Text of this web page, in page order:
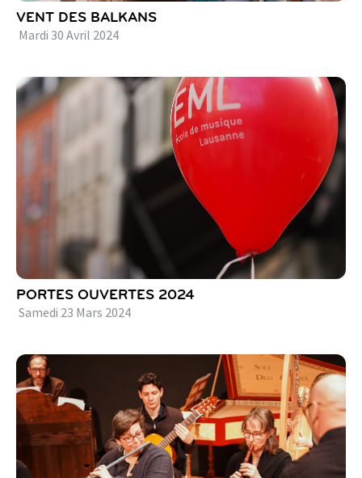
VENT DES BALKANS
Mardi 30 Avril 2024
PORTES OUVERTES 2024
Samedi 23 Mars 2024